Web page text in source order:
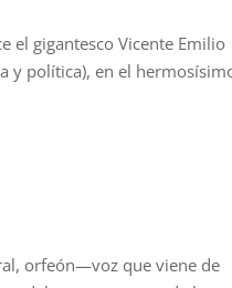
el gigantesco Vicente Emilio
y política), en el
orfeón—voz que viene de